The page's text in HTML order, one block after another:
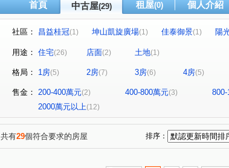
首頁 中古屋(29) 租屋(0) 個人介紹
社區： 昌益桂冠(1) 坤山凱旋廣場(1) 佳泰御景(1) 陽
承家2 梅竹山莊 大和富居
遠雄新未來 春福馥園 (1) 湳雅街 (1) 培英街
西大路(1) 埔頂一路 中山路(1) 中山三街(1)
中華路二段 (1)
光華二街(1) 光復路一段(2) 龍山西路(2) 介壽
文化一路(1) 西大路(1)
用途： 住宅(26) 店面(2) 土地(1)
格局： 1房(5) 2房(7) 3房(6) 4房(5)
售金： 200-400萬元(2) 400-800萬元(3)
2000萬元以上(12)
共有29個符合要求的房屋 排序：